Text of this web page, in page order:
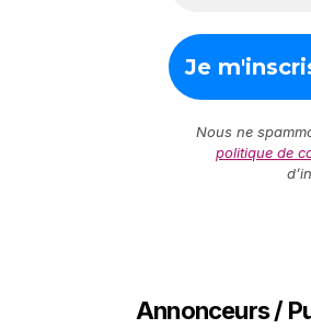
Nous ne
politique de
Annonceurs /